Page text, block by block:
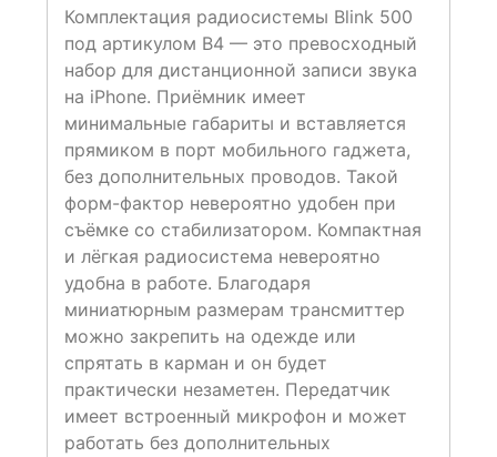
Комплектация радиосистемы Blink 500
под артикулом B4 — это превосходный
набор для дистанционной записи звука
на iPhone. Приёмник имеет
минимальные габариты и вставляется
прямиком в порт мобильного гаджета,
без дополнительных проводов. Такой
форм-фактор невероятно удобен при
съёмке со стабилизатором. Компактная
и лёгкая радиосистема невероятно
удобна в работе. Благодаря
миниатюрным размерам трансмиттер
можно закрепить на одежде или
спрятать в карман и он будет
практически незаметен. Передатчик
имеет встроенный микрофон и может
работать без дополнительных